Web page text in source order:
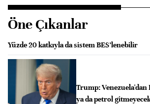
Öne Çıkanlar
Yüzde 20 katkıyla da sistem BES’lenebilir
Trump: Venezuela'dan
ya da petrol